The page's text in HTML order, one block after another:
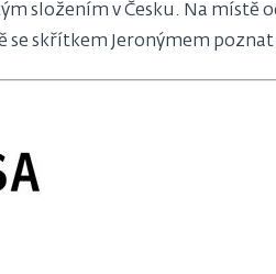
složením v Česku. Na místě
skřítkem Jeronýmem